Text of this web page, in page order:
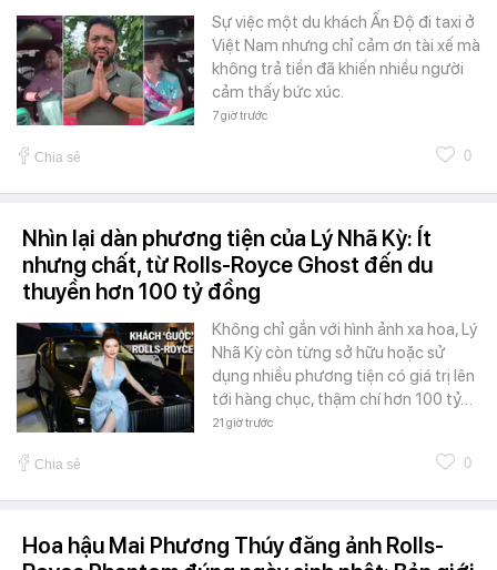
Sự việc một du khách Ấn Độ đi taxi ở
Việt Nam nhưng chỉ cảm ơn tài xế mà
không trả tiền đã khiến nhiều người
cảm thấy bức xúc.
7 giờ trước
Chia sẻ 0
Nhìn lại dàn phương tiện của Lý Nhã Kỳ: Ít
nhưng chất, từ Rolls-Royce Ghost đến du
thuyền hơn 100 tỷ đồng
Không chỉ gắn với hình ảnh xa hoa, Lý
Nhã Kỳ còn từng sở hữu hoặc sử
dụng nhiều phương tiện có giá trị lên
tới hàng chục, thậm chí hơn 100 tỷ…
21 giờ trước
Chia sẻ 0
Hoa hậu Mai Phương Thúy đăng ảnh Rolls-